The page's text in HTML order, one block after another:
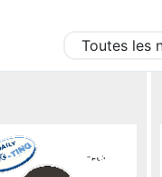
Toutes les